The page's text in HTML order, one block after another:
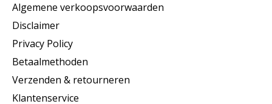
Algemene verkoopsvoorwaarden
Disclaimer
Privacy Policy
Betaalmethoden
Verzenden & retourneren
Klantenservice